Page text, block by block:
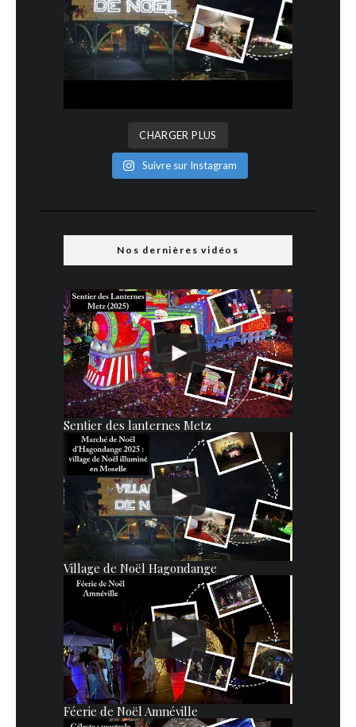
CHARGER PLUS
Suivre sur Instagram
Nos dernières vidéos
Sentier des lanternes Metz
Village de Noël Hagondange
Féerie de Noël Amnéville